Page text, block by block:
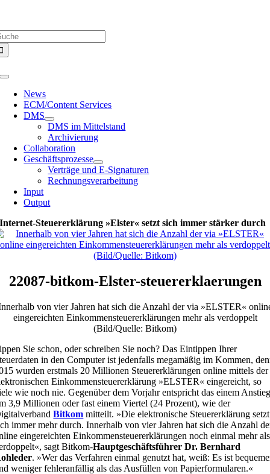
springen
Toggle
Navigation
News
ECM/Content Services
DMS
DMS im Mittelstand
Archivierung
Collaboration
Geschäftsprozesse
Verträge und E-Signaturen
Rechnungsverarbeitung
Input
Output
Internet-Steuererklärung »Elster« setzt sich immer stärker durch
22087-bitkom-Elster-steuererklaerungen
von vier Jahren hat sich die Anzahl der via »ELSTER«
eingereichten Einkommensteuererklärungen mehr als verdoppelt
(Bild/Quelle: Bitkom)
Sie schon, oder schreiben Sie noch? Das Eintippen Ihrer
in den Computer ist jedenfalls megamäßig im Kommen,
wurden erstmals 20 Millionen Steuererklärungen online mittels der
Einkommensteuererklärung »ELSTER« eingereicht, so
wie noch nie. Gegenüber dem Vorjahr entspricht das einem
3,9 Millionen oder fast einem Viertel (24 Prozent), wie der
Bitkom mitteilt. »Die elektronische Steuererklärung setzt
immer mehr durch. Innerhalb von vier Jahren hat sich die Anzahl
eingereichten Einkommensteuererklärungen noch einmal mehr als
sagt Bitkom-Hauptgeschäftsführer Dr. Bernhard
. »Wer das Verfahren einmal genutzt hat, weiß: Es ist
weniger fehleranfällig als das Ausfüllen von Papierformularen.«